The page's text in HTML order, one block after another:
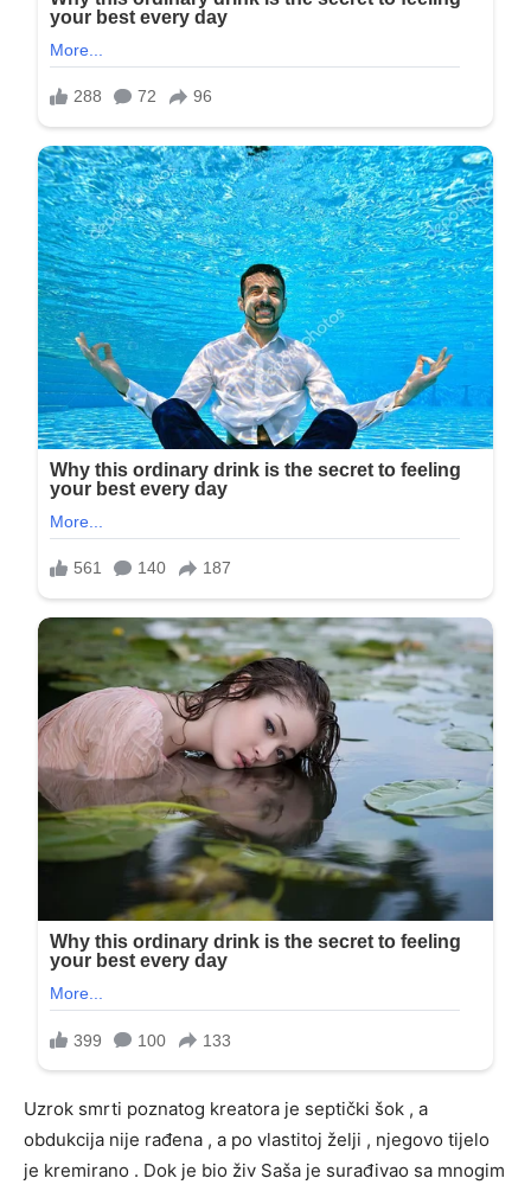
Uzrok smrti poznatog kreatora je septički šok , a
obdukcija nije rađena , a po vlastitoj želji , njegovo tijelo
je kremirano . Dok je bio živ Saša je surađivao sa mnogim